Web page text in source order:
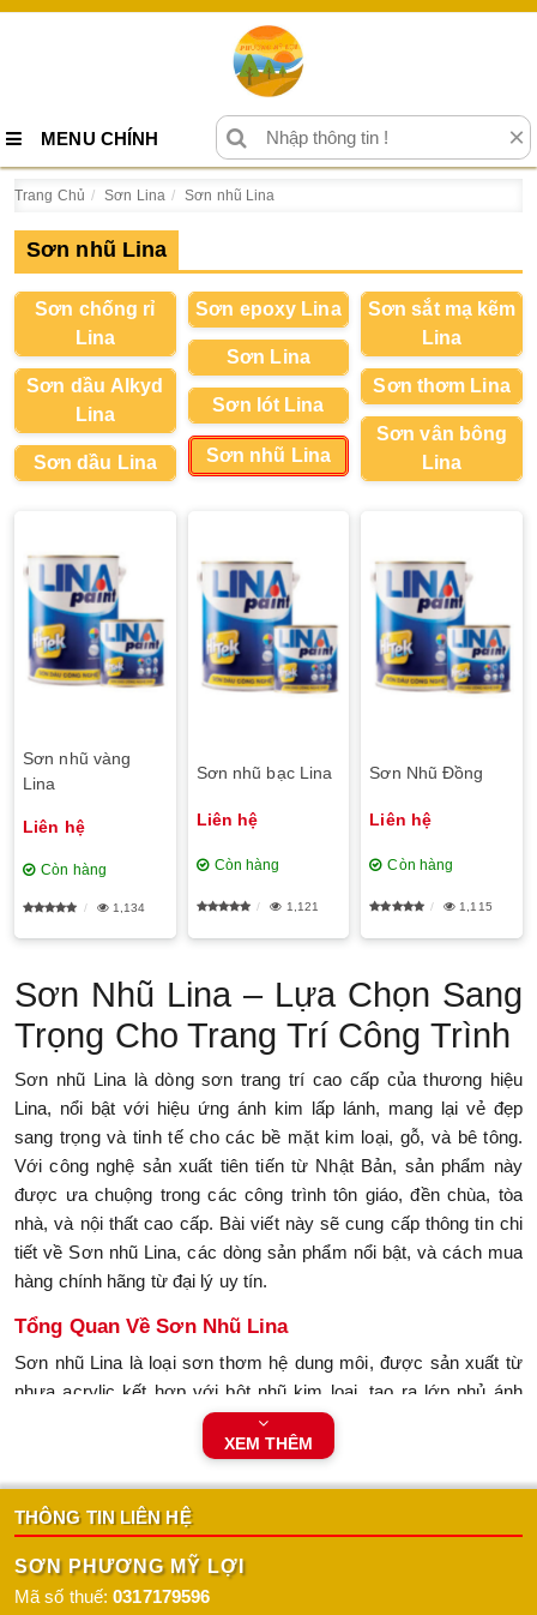
MENU CHÍNH ×
Trang Chủ Sơn Lina Sơn nhũ Lina
Sơn nhũ Lina
Sơn chống rỉ
Lina
Sơn dầu Alkyd
Lina
Sơn dầu Lina
Sơn epoxy Lina
Sơn Lina
Sơn lót Lina
Sơn nhũ Lina
Sơn sắt mạ kẽm
Lina
Sơn thơm Lina
Sơn vân bông
Lina
Sơn nhũ vàng
Lina
Liên hệ
Còn hàng
1,134
Sơn nhũ bạc Lina
Liên hệ
Còn hàng
1,121
Sơn Nhũ Đồng
Liên hệ
Còn hàng
1,115
Sơn Nhũ Lina – Lựa Chọn Sang
Trọng Cho Trang Trí Công Trình
Sơn nhũ Lina là dòng sơn trang trí cao cấp của thương hiệu
Lina, nổi bật với hiệu ứng ánh kim lấp lánh, mang lại vẻ đẹp
sang trọng và tinh tế cho các bề mặt kim loại, gỗ, và bê tông.
Với công nghệ sản xuất tiên tiến từ Nhật Bản, sản phẩm này
được ưa chuộng trong các công trình tôn giáo, đền chùa, tòa
nhà, và nội thất cao cấp. Bài viết này sẽ cung cấp thông tin chi
tiết về Sơn nhũ Lina, các dòng sản phẩm nổi bật, và cách mua
hàng chính hãng từ đại lý uy tín.
Tổng Quan Về Sơn Nhũ Lina
Sơn nhũ Lina là loại sơn thơm hệ dung môi, được sản xuất từ
nhựa acrylic kết hợp với bột nhũ kim loại, tạo ra lớp phủ ánh
kim rực rỡ. Sản phẩm này có khả năng bám dính tốt, chống
phai màu, và chịu được tác động của thời tiết, phù hợp cho cả
tích 0.8kg, 3kg, 5kg, và 20kg, đáp ứng nhu cầu từ các dự án
nhỏ như trang trí đồ nội thất đến các công trình lớn như đền
chùa và tòa nhà.
XEM THÊM
THÔNG TIN LIÊN HỆ
SƠN PHƯƠNG MỸ LỢI
Mã số thuế:0317179596